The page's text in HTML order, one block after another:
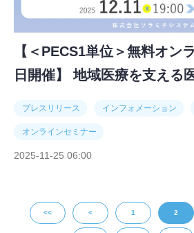
【＜PECS1単位＞無料オン
日開催】 地域医療を支える
プレスリリース インフォメーション
オンラインセミナー
2025-11-25 06:00
<< < 1 2